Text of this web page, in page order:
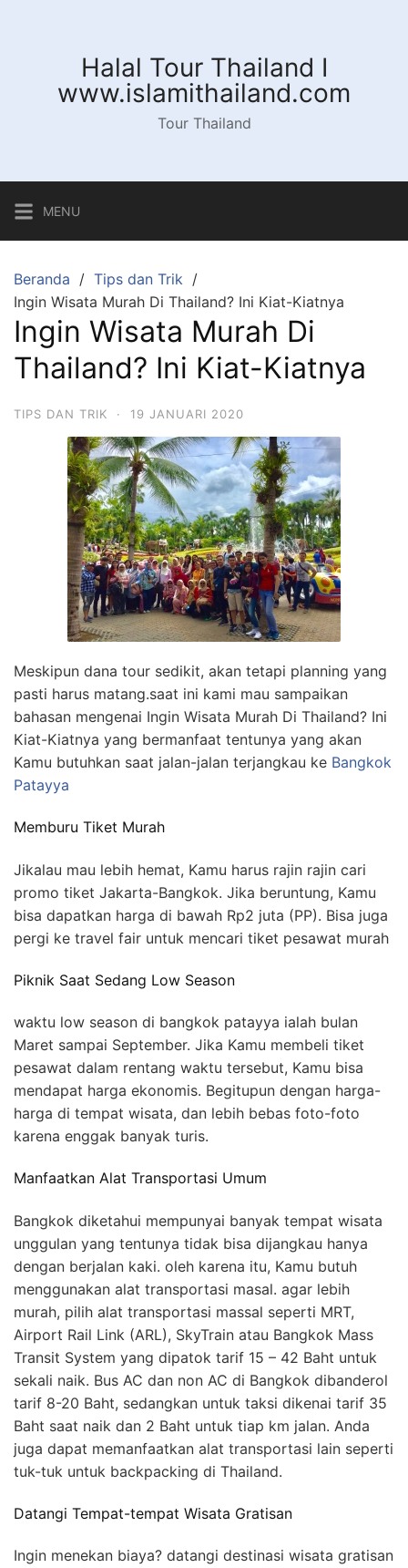
Halal Tour Thailand I
www.islamithailand.com
Tour Thailand
MENU
Beranda
Tips dan Trik
Ingin Wisata Murah Di Thailand? Ini Kiat-Kiatnya
Ingin Wisata Murah Di
Thailand? Ini Kiat-Kiatnya
TIPS DAN TRIK · 19 JANUARI 2020
Meskipun dana tour sedikit, akan tetapi planning yang
pasti harus matang.saat ini kami mau sampaikan
bahasan mengenai Ingin Wisata Murah Di Thailand? Ini
Kiat-Kiatnya yang bermanfaat tentunya yang akan
Kamu butuhkan saat jalan-jalan terjangkau ke Bangkok
Patayya
Memburu Tiket Murah
Jikalau mau lebih hemat, Kamu harus rajin rajin cari
promo tiket Jakarta-Bangkok. Jika beruntung, Kamu
bisa dapatkan harga di bawah Rp2 juta (PP). Bisa juga
pergi ke travel fair untuk mencari tiket pesawat murah
Piknik Saat Sedang Low Season
waktu low season di bangkok patayya ialah bulan
Maret sampai September. Jika Kamu membeli tiket
pesawat dalam rentang waktu tersebut, Kamu bisa
mendapat harga ekonomis. Begitupun dengan harga-
harga di tempat wisata, dan lebih bebas foto-foto
karena enggak banyak turis.
Manfaatkan Alat Transportasi Umum
Bangkok diketahui mempunyai banyak tempat wisata
unggulan yang tentunya tidak bisa dijangkau hanya
dengan berjalan kaki. oleh karena itu, Kamu butuh
menggunakan alat transportasi masal. agar lebih
murah, pilih alat transportasi massal seperti MRT,
Airport Rail Link (ARL), SkyTrain atau Bangkok Mass
Transit System yang dipatok tarif 15 – 42 Baht untuk
sekali naik. Bus AC dan non AC di Bangkok dibanderol
tarif 8-20 Baht, sedangkan untuk taksi dikenai tarif 35
Baht saat naik dan 2 Baht untuk tiap km jalan. Anda
juga dapat memanfaatkan alat transportasi lain seperti
tuk-tuk untuk backpacking di Thailand.
Datangi Tempat-tempat Wisata Gratisan
Ingin menekan biaya? datangi destinasi wisata gratisan